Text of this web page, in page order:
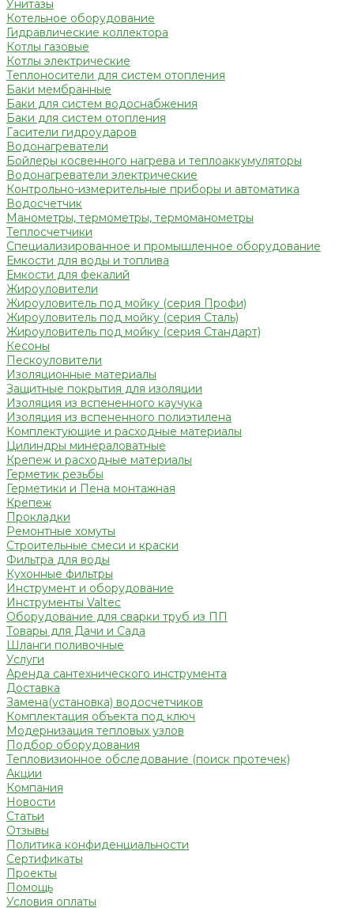
Унитазы
Котельное оборудование
Гидравлические коллектора
Котлы газовые
Котлы электрические
Теплоносители для систем отопления
Баки мембранные
Баки для систем водоснабжения
Баки для систем отопления
Гасители гидроударов
Водонагреватели
Бойлеры косвенного нагрева и теплоаккумуляторы
Водонагреватели электрические
Контрольно-измерительные приборы и автоматика
Водосчетчик
Манометры, термометры, термоманометры
Теплосчетчики
Специализированное и промышленное оборудование
Емкости для воды и топлива
Емкости для фекалий
Жироуловители
Жироуловитель под мойку (серия Профи)
Жироуловитель под мойку (серия Сталь)
Жироуловитель под мойку (серия Стандарт)
Кесоны
Пескоуловители
Изоляционные материалы
Защитные покрытия для изоляции
Изоляция из вспененного каучука
Изоляция из вспененного полиэтилена
Комплектующие и расходные материалы
Цилиндры минераловатные
Крепеж и расходные материалы
Герметик резьбы
Герметики и Пена монтажная
Крепеж
Прокладки
Ремонтные хомуты
Строительные смеси и краски
Фильтра для воды
Кухонные фильтры
Инструмент и оборудование
Инструменты Valtec
Оборудование для сварки труб из ПП
Товары для Дачи и Сада
Шланги поливочные
Услуги
Аренда сантехнического инструмента
Доставка
Замена(установка) водосчетчиков
Комплектация объекта под ключ
Модернизация тепловых узлов
Подбор оборудования
Тепловизионное обследование (поиск протечек)
Акции
Компания
Новости
Статьи
Отзывы
Политика конфиденциальности
Сертификаты
Проекты
Помощь
Условия оплаты